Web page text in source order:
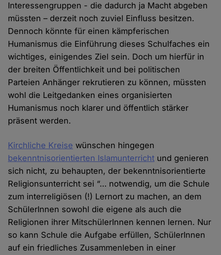
Interessengruppen - die dadurch ja Macht abgeben
müssten – derzeit noch zuviel Einfluss besitzen.
Dennoch könnte für einen kämpferischen
Humanismus die Einführung dieses Schulfaches ein
wichtiges, einigendes Ziel sein. Doch um hierfür in
der breiten Öffentlichkeit und bei politischen
Parteien Anhänger rekrutieren zu können, müssten
wohl die Leitgedanken eines organisierten
Humanismus noch klarer und öffentlich stärker
präsent werden.
Kirchliche Kreise wünschen hingegen
bekenntnisorientierten Islamunterricht und genieren
sich nicht, zu behaupten, der bekenntnisorientierte
Religionsunterricht sei “… notwendig, um die Schule
zum interreligiösen (!) Lernort zu machen, an dem
SchülerInnen sowohl die eigene als auch die
Religionen ihrer MitschülerInnen kennen lernen. Nur
so kann Schule die Aufgabe erfüllen, SchülerInnen
auf ein friedliches Zusammenleben in einer